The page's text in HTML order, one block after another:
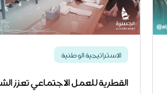
الاستراتيجية الوطنية
القطرية للعمل الاجتماعي تعزز